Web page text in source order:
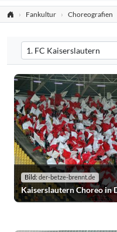
Fankultur Choreografien
Verein auswählen
Filtert die Choreografien
Bild: der-betze-brennt.de
Kaiserslautern Choreo in